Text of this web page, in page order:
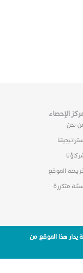
الإحصاء
نحن
الموقع
متكررة
يدار هذا الموقع من